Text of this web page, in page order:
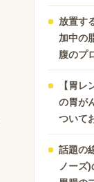
放置す
加中の
腹のプ
【胃
の胃が
ついて
話題の
ノーズ